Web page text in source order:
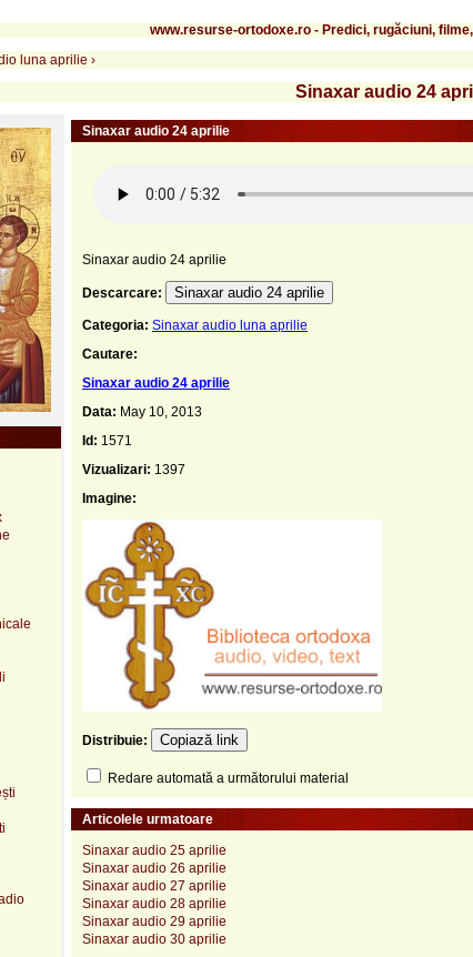
www.resurse-ortodoxe.ro - Predici, rugăciuni,
luna aprilie ›
Sinaxar audio 24
Sinaxar audio 24 aprilie
Sinaxar audio 24 aprilie
Descarcare: Sinaxar audio 24 aprilie
Categoria: Sinaxar audio luna aprilie
Cautare:
Sinaxar audio 24 aprilie
Data: May 10, 2013
Id: 1571
Vizualizari: 1397
Imagine:
Distribuie: Copiază link
Redare automată a următorului material
Articolele urmatoare
Sinaxar audio 25 aprilie
Sinaxar audio 26 aprilie
Sinaxar audio 27 aprilie
Sinaxar audio 28 aprilie
Sinaxar audio 29 aprilie
Sinaxar audio 30 aprilie